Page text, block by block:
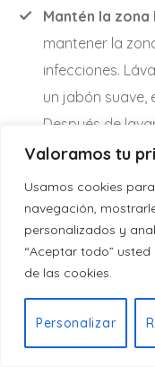
Valoramos tu
Usamos cookies
navegación,
personalizados y
“Aceptar todo”
de las cookies.
Personalizar
Mantén la
mantener la
infecciones.
un jabón
Después de
con una toalla
crema o loción
fisioterapeuta
promover la
Protege la
puede causar
apariencia de
proteger la